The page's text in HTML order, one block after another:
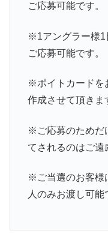
ご応募可能です。
※1アングラー様1
ご応募可能です。
※ポイトカードを
作成させて頂きま
※ご応募のためだ
てされるのはご遠
※ご当選のお客様
人のみお渡し可能